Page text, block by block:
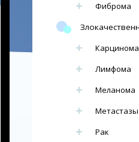
Фиброма
Карцинома
Лимфома
Меланома
Метастазы
Рак